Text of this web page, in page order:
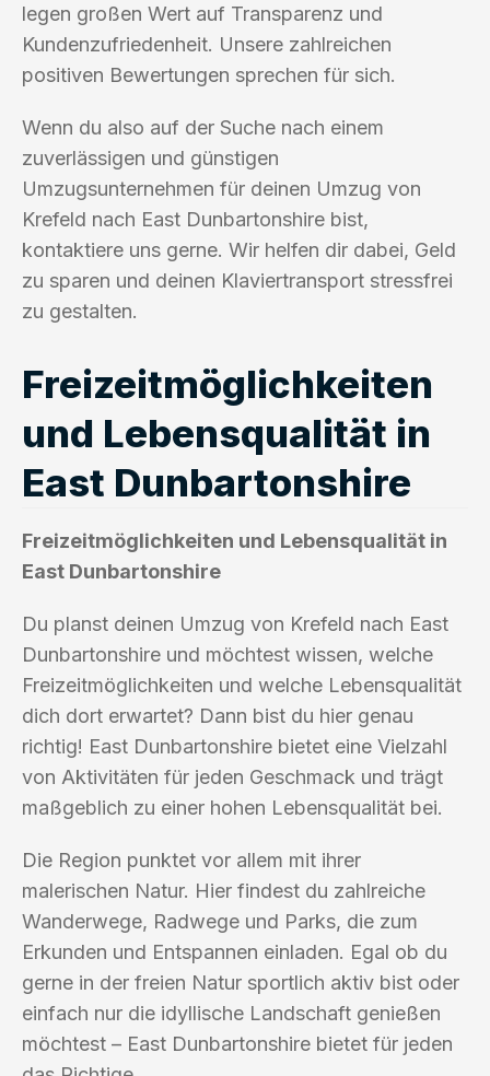
legen großen Wert auf Transparenz und
Kundenzufriedenheit. Unsere zahlreichen
positiven Bewertungen sprechen für sich.
Wenn du also auf der Suche nach einem
zuverlässigen und günstigen
Umzugsunternehmen für deinen Umzug von
Krefeld nach East Dunbartonshire bist,
kontaktiere uns gerne. Wir helfen dir dabei, Geld
zu sparen und deinen Klaviertransport stressfrei
zu gestalten.
Freizeitmöglichkeiten
und Lebensqualität in
East Dunbartonshire
Freizeitmöglichkeiten und Lebensqualität in
East Dunbartonshire
Du planst deinen Umzug von Krefeld nach East
Dunbartonshire und möchtest wissen, welche
Freizeitmöglichkeiten und welche Lebensqualität
dich dort erwartet? Dann bist du hier genau
richtig! East Dunbartonshire bietet eine Vielzahl
von Aktivitäten für jeden Geschmack und trägt
maßgeblich zu einer hohen Lebensqualität bei.
Die Region punktet vor allem mit ihrer
malerischen Natur. Hier findest du zahlreiche
Wanderwege, Radwege und Parks, die zum
Erkunden und Entspannen einladen. Egal ob du
gerne in der freien Natur sportlich aktiv bist oder
einfach nur die idyllische Landschaft genießen
möchtest – East Dunbartonshire bietet für jeden